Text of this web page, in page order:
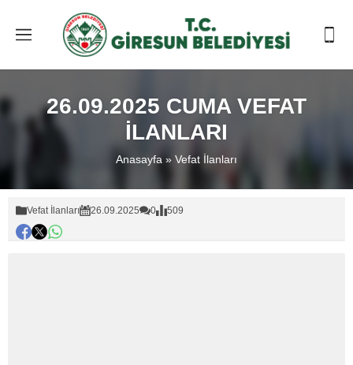
26.09.2025 CUMA VEFAT
İLANLARI
Anasayfa » Vefat İlanları
Vefat İlanları 26.09.2025 0 509